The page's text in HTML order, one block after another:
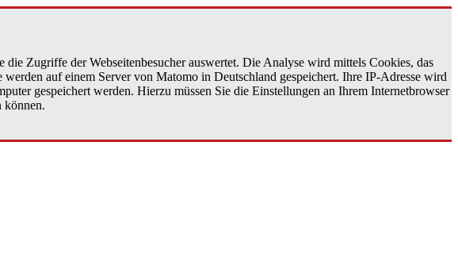
Zugriffe der Webseitenbesucher auswertet. Die Analyse wird mittels Cookies, das
auf einem Server von Matomo in Deutschland gespeichert. Ihre IP-Adresse wird
gespeichert werden. Hierzu müssen Sie die Einstellungen an Ihrem Internetbrowser
können.